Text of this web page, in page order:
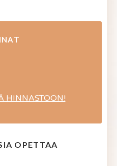
HINNASTOON!
OPETTAA